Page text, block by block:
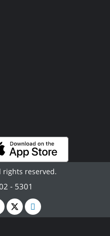
rights reserved.
- 5301